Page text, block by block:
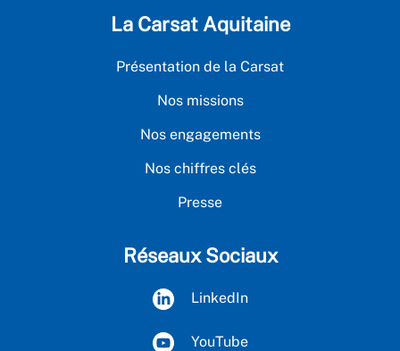
La Carsat Aquitaine
Présentation de la Carsat
Nos missions
Nos engagements
Nos chiffres clés
Presse
Réseaux Sociaux
LinkedIn
YouTube